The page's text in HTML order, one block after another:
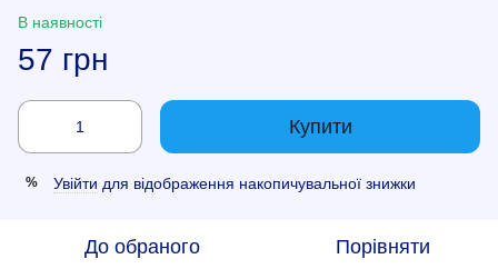
В наявності
57 грн
Купити
% Увійти для відображення накопичувальної знижки
До обраного Порівняти